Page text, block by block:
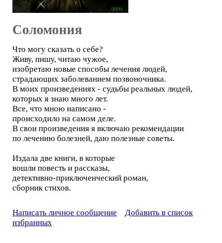
Соломония
Что могу сказать о себе?
Живу, пишу, читаю чужое,
изобретаю новые способы лечения людей,
страдающих заболеванием позвоночника.
В моих произведениях - судьбы реальных людей,
которых я знаю много лет.
Все, что мною написано -
происходило на самом деле.
В свои произведения я включаю рекомендации
по лечению болезней, даю полезные советы.
Издала две книги, в которые
вошли повесть и рассказы,
детективно-приключенческий роман,
сборник стихов.
Написать личное сообщение
Добавить в список
избранных